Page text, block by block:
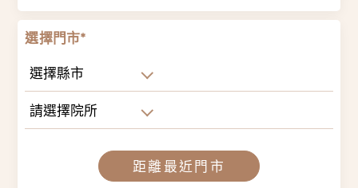
選擇門市*
選擇縣市
請選擇院所
距離最近門市